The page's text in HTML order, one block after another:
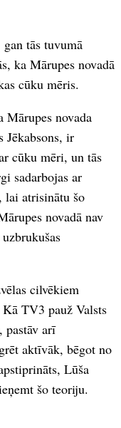
gan tās tuvumā
ka Mārupes novadā
cūku mēris.
Mārupes novada
Jēkabsons, ir
cūku mēri, un tās
sadarbojas ar
lai atrisinātu šo
novadā nav
cilvēkiem
TV3 pauž Valsts
pastāv arī
aktīvāk, bēgot no
Lūša
šo teoriju.